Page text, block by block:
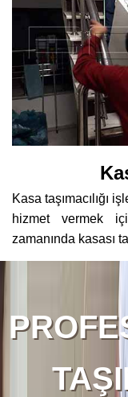
Kasa taşımacılığı
hizmet vermek
zamanında kasası